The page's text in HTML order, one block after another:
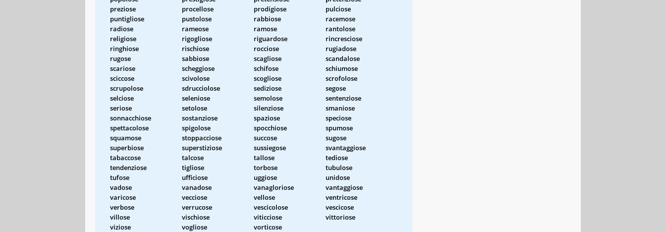
preziose
procellose prodigiose
pulciose
puntigliose
pustolose rabbiose
racemose
radiose
rameose ramose
rantolose
religiose
rigogliose riguardose
rincresciose
ringhiose
rischiose rocciose
rugiadose
rugose
sabbiose scagliose
scandalose
scariose
scheggiose schifose
schiumose
sciccose
scivolose scogliose
scrofolose
scrupolose
sdrucciolose sediziose
segose
selciose
seleniose semolose
sentenziose
seriose
setolose silenziose
smaniose
sonnacchiose
sostanziose spaziose
speciose
spettacolose
spigolose spocchiose
spumose
squamose
stoppacciose succose
sugose
superbiose
superstiziose sussiegose
svantaggiose
tabaccose
talcose tallose
tediose
tendenziose
tigliose torbose
tubulose
tufose
ufficiose uggiose
unidose
vadose
vanadose vanagloriose
vantaggiose
varicose
vecciose vellose
ventricose
verbose
verrucose vescicolose
vescicose
villose
vischiose viticciose
vittoriose
viziose
vogliose vorticose